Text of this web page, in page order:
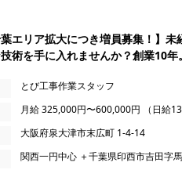
葉エリア拡大につき増員募集！】
術を手に入れませんか？創業10
とび工事作業スタッフ
月給 325,000円〜600,000円 （日給
大阪府泉大津市末広町 1-4-14
関西一円中心 ＋千葉県印西市吉田字